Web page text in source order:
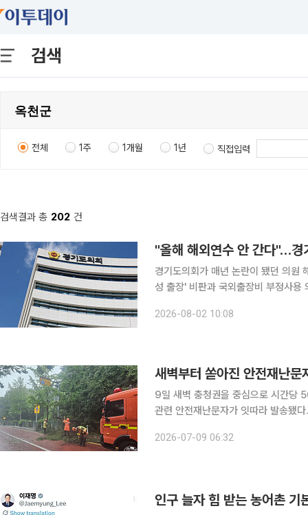
검색
전체 1주 1개월 1년 직접입력
검색결과 총 202 건
"올해 해외연수 안 간다"…
경기도의회가 매년 논란이 됐던 의원
성 출장' 비판과 국외출장비 부정사용
의힘 대표의원은 최근 회의에서 올해
2026-08-02 10:08
새벽부터 쏟아진 안전재난
9일 새벽 충청권을 중심으로 시간당
관련 안전재난문자가 잇따라 발송됐
지방과 전라권, 경북에 호우특보가 발
2026-07-09 06:32